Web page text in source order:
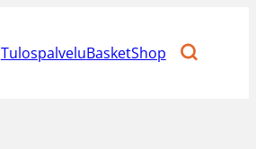
TulospalveluBasketShop